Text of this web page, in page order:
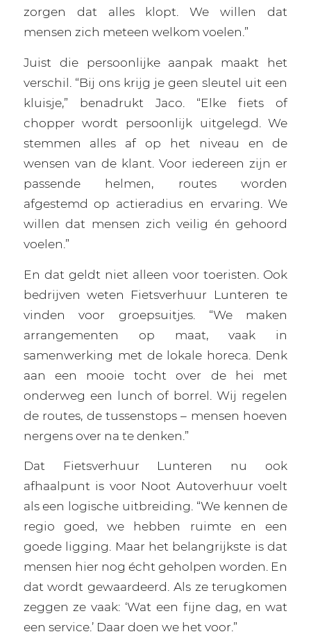
zorgen dat alles klopt. We willen dat
mensen zich meteen welkom voelen.”
Juist die persoonlijke aanpak maakt het
verschil. “Bij ons krijg je geen sleutel uit een
kluisje,” benadrukt Jaco. “Elke fiets of
chopper wordt persoonlijk uitgelegd. We
stemmen alles af op het niveau en de
wensen van de klant. Voor iedereen zijn er
passende helmen, routes worden
afgestemd op actieradius en ervaring. We
willen dat mensen zich veilig én gehoord
voelen.”
En dat geldt niet alleen voor toeristen. Ook
bedrijven weten Fietsverhuur Lunteren te
vinden voor groepsuitjes. “We maken
arrangementen op maat, vaak in
samenwerking met de lokale horeca. Denk
aan een mooie tocht over de hei met
onderweg een lunch of borrel. Wij regelen
de routes, de tussenstops – mensen hoeven
nergens over na te denken.”
Dat Fietsverhuur Lunteren nu ook
afhaalpunt is voor Noot Autoverhuur voelt
als een logische uitbreiding. “We kennen de
regio goed, we hebben ruimte en een
goede ligging. Maar het belangrijkste is dat
mensen hier nog écht geholpen worden. En
dat wordt gewaardeerd. Als ze terugkomen
zeggen ze vaak: ‘Wat een fijne dag, en wat
een service.’ Daar doen we het voor.”